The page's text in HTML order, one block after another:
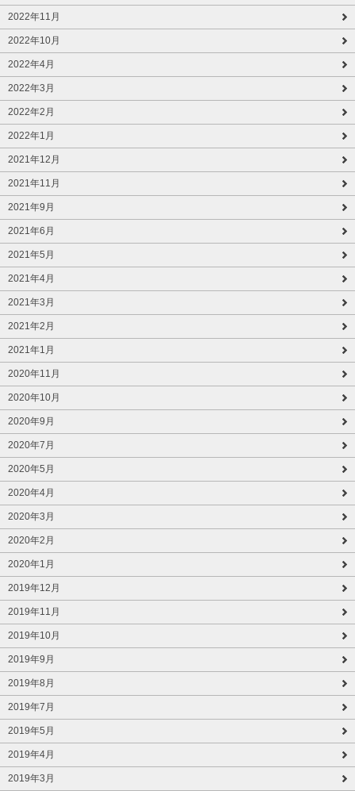
2022年11月
2022年10月
2022年4月
2022年3月
2022年2月
2022年1月
2021年12月
2021年11月
2021年9月
2021年6月
2021年5月
2021年4月
2021年3月
2021年2月
2021年1月
2020年11月
2020年10月
2020年9月
2020年7月
2020年5月
2020年4月
2020年3月
2020年2月
2020年1月
2019年12月
2019年11月
2019年10月
2019年9月
2019年8月
2019年7月
2019年5月
2019年4月
2019年3月